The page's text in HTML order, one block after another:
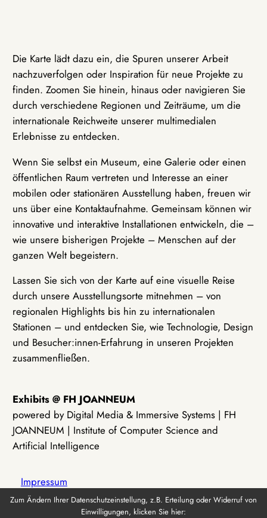
Die Karte lädt dazu ein, die Spuren unserer Arbeit
nachzuverfolgen oder Inspiration für neue Projekte zu
finden. Zoomen Sie hinein, hinaus oder navigieren Sie
durch verschiedene Regionen und Zeiträume, um die
internationale Reichweite unserer multimedialen
Erlebnisse zu entdecken.
Wenn Sie selbst ein Museum, eine Galerie oder einen
öffentlichen Raum vertreten und Interesse an einer
mobilen oder stationären Ausstellung haben, freuen wir
uns über eine Kontaktaufnahme. Gemeinsam können wir
innovative und interaktive Installationen entwickeln, die –
wie unsere bisherigen Projekte – Menschen auf der
ganzen Welt begeistern.
Lassen Sie sich von der Karte auf eine visuelle Reise
durch unsere Ausstellungsorte mitnehmen – von
regionalen Highlights bis hin zu internationalen
Stationen – und entdecken Sie, wie Technologie, Design
und Besucher:innen-Erfahrung in unseren Projekten
zusammenfließen.
Exhibits @ FH JOANNEUM
powered by Digital Media & Immersive Systems | FH
JOANNEUM | Institute of Computer Science and
Artificial Intelligence
Impressum
Zum Ändern Ihrer Datenschutzeinstellung, z.B. Erteilung oder Widerruf von
Einwilligungen, klicken Sie hier: